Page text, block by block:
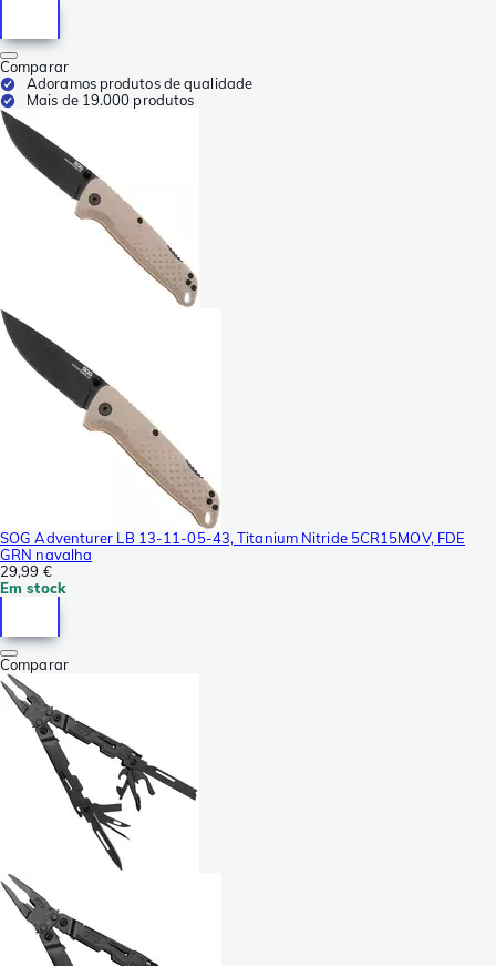
Comparar
Adoramos produtos de qualidade
Mais de 19.000 produtos
SOG Adventurer LB 13-11-05-43, Titanium Nitride 5CR15MOV, FDE
GRN navalha
29,99 €
Em stock
Comparar